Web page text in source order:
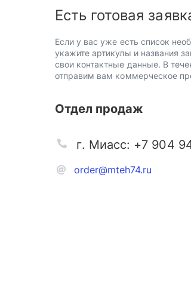
Есть готовая
Если у вас уже есть список
укажите артикулы и названия
свои контактные данные. В
отправим вам коммерческое
Отдел продаж
order@mteh74.ru
г. Миасс: +7 904